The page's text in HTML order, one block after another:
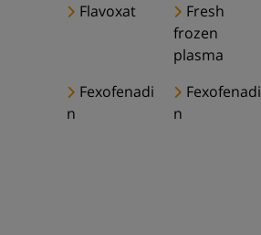
Flavoxat
Fresh
frozen
plasma
Fexofenadi
n
Fexofenadi
n